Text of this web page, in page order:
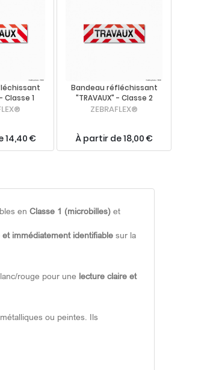
Classe 1
14,40 €
Bandeau réfléchissant
"TRAVAUX" - Classe 2
ZEBRAFLEX®
À partir de 18,00 €
en Classe 1 (microbilles) et
immédiatement identifiable sur la
rouge pour une lecture claire et
ou peintes. Ils